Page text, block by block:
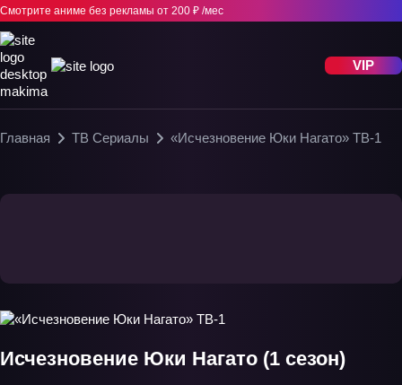
Смотрите аниме без рекламы от 200 ₽ /мес
VIP
Главная ТВ Сериалы «Исчезновение Юки Нагато» ТВ-1
Исчезновение Юки Нагато (1 сезон)